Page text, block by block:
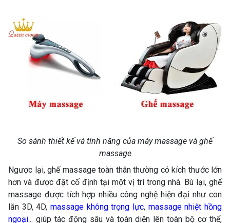
So sánh thiết kế và tính năng của máy massage và ghế
massage
Ngược lại, ghế massage toàn thân thường có kích thước lớn
hơn và được đặt cố định tại một vị trí trong nhà. Bù lại, ghế
massage được tích hợp nhiều công nghệ hiện đại như con
lăn 3D, 4D, massage không trọng lực, massage nhiệt hồng
ngoại... giúp tác động sâu và toàn diện lên toàn bộ cơ thể,